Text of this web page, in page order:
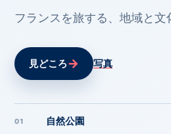
フランスを旅する、地域と文
見どころ→ 写真
01 自然公園